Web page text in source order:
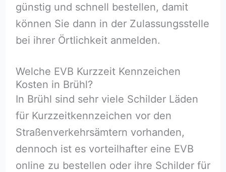
günstig und schnell bestellen, damit
können Sie dann in der Zulassungsstelle
bei ihrer Örtlichkeit anmelden.
Welche EVB Kurzzeit Kennzeichen
Kosten in Brühl?
In Brühl sind sehr viele Schilder Läden
für Kurzzeitkennzeichen vor den
Straßenverkehrsämtern vorhanden,
dennoch ist es vorteilhafter eine EVB
online zu bestellen oder ihre Schilder für